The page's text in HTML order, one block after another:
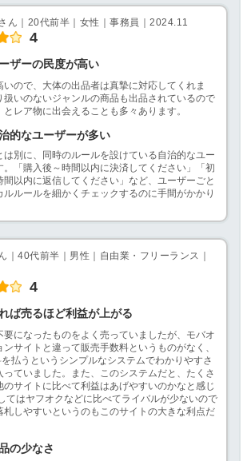
ん｜20代前半｜女性｜事務員｜2024.11
4
ーザーの民度が高い
いので、大体の出品者は真摯に対応してくれま
扱いのないジャンルの商品も出品されているので
とレア物に出会えることも多々あります。
治的なユーザーが多い
は別に、同時のルールを設けている自治的なユー
。「購入後～時間以内に決済してください」「初
以内に返信してください」など、ユーザーごと
ルルールを細かくチェックするのに手間がかかり
｜40代前半｜男性｜自由業・フリーランス｜
4
れば売るほど利益が上がる
要になったものをよく売っていましたが、モバオ
サイトと違って販売手数料というものがなく、
払うというシンプルなシステムでわかりやすさ
ていました。また、このシステムだと、たくさ
のサイトに比べて利益はあげやすいのかなと感じ
てはヤフオクなどに比べてライバルが少ないので
札しやすいというのもこのサイトの大きな利点だ
の少なさ